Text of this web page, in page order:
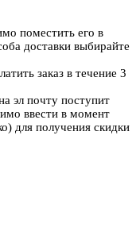
поместить его в
доставки выбирайте
заказ в течение 3
эл почту поступит
ввести в момент
для получения скидки